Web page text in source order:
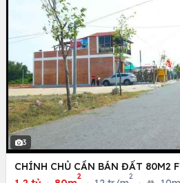
3
CHÍNH CHỦ CẦN BÁN ĐẤT 80M2
2 2